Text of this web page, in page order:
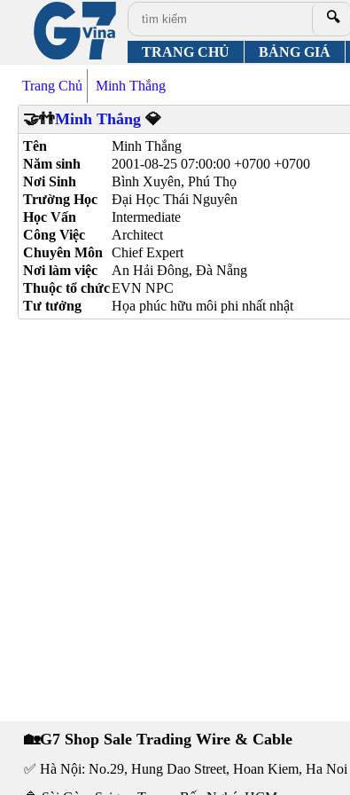
🔍
TRANG CHỦ BẢNG GIÁ
Trang Chủ Minh Thắng
🤝👬Minh Thắng 💎
Tên
Minh Thắng
Năm sinh
2001-08-25 07:00:00 +0700 +0700
Nơi Sinh
Bình Xuyên, Phú Thọ
Trường Học
Đại Học Thái Nguyên
Học Vấn
Intermediate
Công Việc
Architect
Chuyên Môn
Chief Expert
Nơi làm việc
An Hải Đông, Đà Nẵng
Thuộc tổ chứcEVN NPC
Tư tưởng
Họa phúc hữu môi phi nhất nhật
🏡G7 Shop Sale Trading Wire & Cable
✅ Hà Nội: No.29, Hung Dao Street, Hoan Kiem, Ha Noi